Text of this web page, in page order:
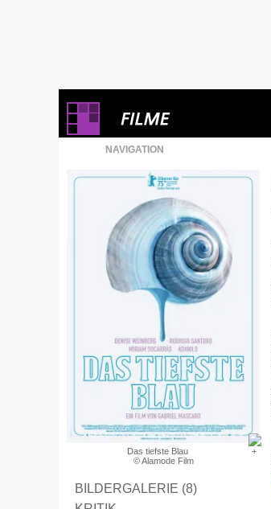
NAVIGATION
Das tiefste Blau
© Alamode Film
BILDERGALERIE (8)